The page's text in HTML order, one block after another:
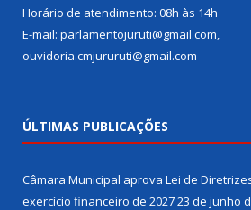
Horário de atendimento: 08h às 14h
E-mail: parlamentojuruti@gmail.com,
ouvidoria.cmjururuti@gmail.com
ÚLTIMAS PUBLICAÇÕES
Câmara Municipal aprova Lei de
exercício financeiro de 202723 de junho